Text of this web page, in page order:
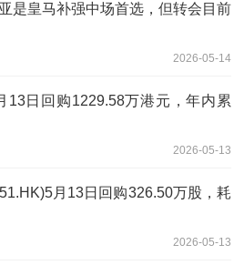
是皇马补强中场首选，但转会目前
2026-05-14
13日回购1229.58万港元，年内累
2026-05-13
月13日回购326.50万股，耗
2026-05-13